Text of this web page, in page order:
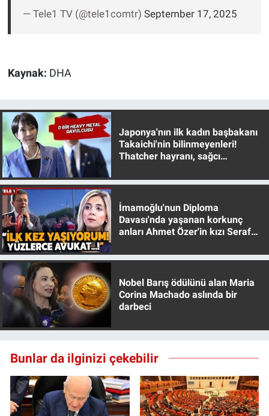
— Tele1 TV (@tele1comtr) September 17, 2025
Kaynak: DHA
Japonya'nın ilk kadın başbakanı
Takaichi'nin bilinmeyenleri!
Thatcher hayranı, sağcı
İmamoğlu'nun Diploma
Davası'nda yaşanan korkunç
anları Ahmet Özer'in kızı Seraf
Nobel Barış ödülünü alan Maria
Corina Machado aslında bir
darbeci
Bunlar da ilginizi çekebilir
Türkiye'nin Geleceği
Yerel Gündem
Yerel Yaşam
Canlı Yayın